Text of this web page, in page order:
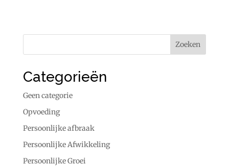
Categorieën
Geen categorie
Opvoeding
Persoonlijke afbraak
Persoonlijke Afwikkeling
Persoonlijke Groei